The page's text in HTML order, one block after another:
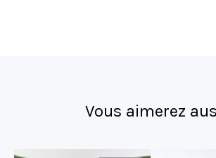
Vous aimerez